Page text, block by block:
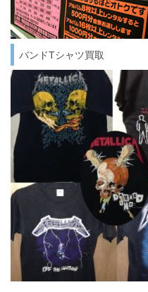
バンドTシャツ買取